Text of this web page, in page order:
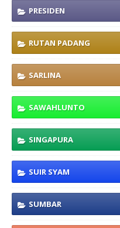
PRESIDEN
RUTAN PADANG
SARLINA
SAWAHLUNTO
SINGAPURA
SUIR SYAM
SUMBAR